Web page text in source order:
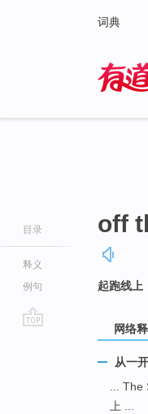
词典
目录
释义
例句
off
起跑线上
网络
从一
...
上 ...